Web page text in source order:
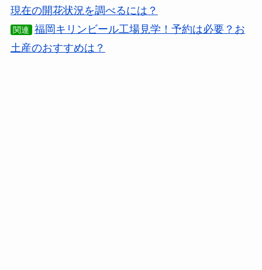
現在の開花状況を調べるには？
関連
福岡キリンビール工場見学！予約は必要？お
土産のおすすめは？